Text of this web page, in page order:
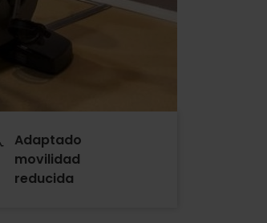
Adaptado
movilidad
reducida